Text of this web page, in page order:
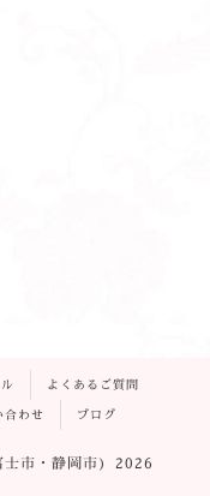
よくあるご質問
合わせ ブログ
市・静岡市) 2026